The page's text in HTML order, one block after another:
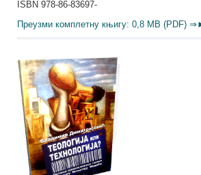
ISBN 978-86-83697-
Преузми комплетну књигу: 0,8 MB (PDF)